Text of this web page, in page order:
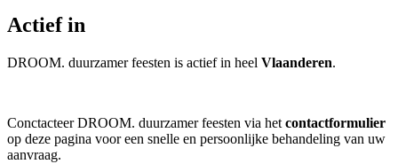
Actief in
DROOM. duurzamer feesten is actief in heel Vlaanderen.
Conctacteer DROOM. duurzamer feesten via het contactformulier
op deze pagina voor een snelle en persoonlijke behandeling van uw
aanvraag.